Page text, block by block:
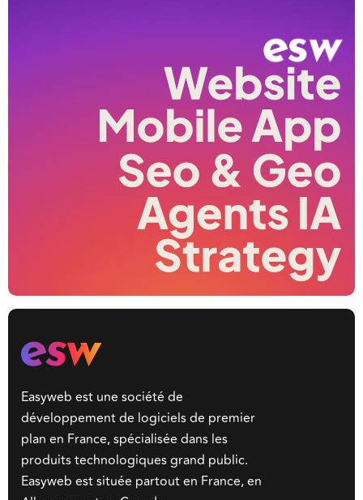
Easyweb est une société de
développement de logiciels de premier
plan en France, spécialisée dans les
produits technologiques grand public.
Easyweb est située partout en France, en